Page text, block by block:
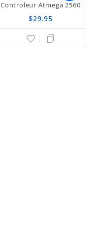
Controleur Atmega 2560
$29.95